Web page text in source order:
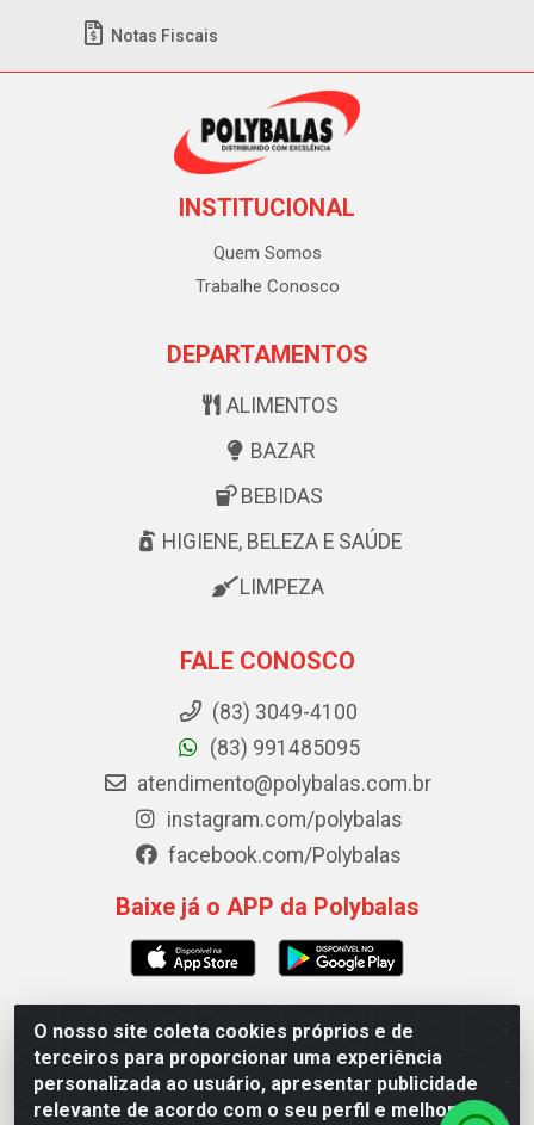
O nosso site coleta cookies próprios e de
terceiros para proporcionar uma experiência
personalizada ao usuário, apresentar publicidade
relevante de acordo com o seu perfil e melhorar a
Notas Fiscais
INSTITUCIONAL
Quem Somos
Trabalhe Conosco
DEPARTAMENTOS
ALIMENTOS
BAZAR
BEBIDAS
HIGIENE, BELEZA E SAÚDE
LIMPEZA
FALE CONOSCO
(83) 3049-4100
(83) 991485095
atendimento@polybalas.com.br
instagram.com/polybalas
facebook.com/Polybalas
Baixe já o APP da Polybalas
Polybalas - Rua João Miguel de Souza, 173 Galpão B -
Ernesto Geisel, João Pessoa/PB - CEP 58.075-075 - CNPJ
00.909.327/0002-61